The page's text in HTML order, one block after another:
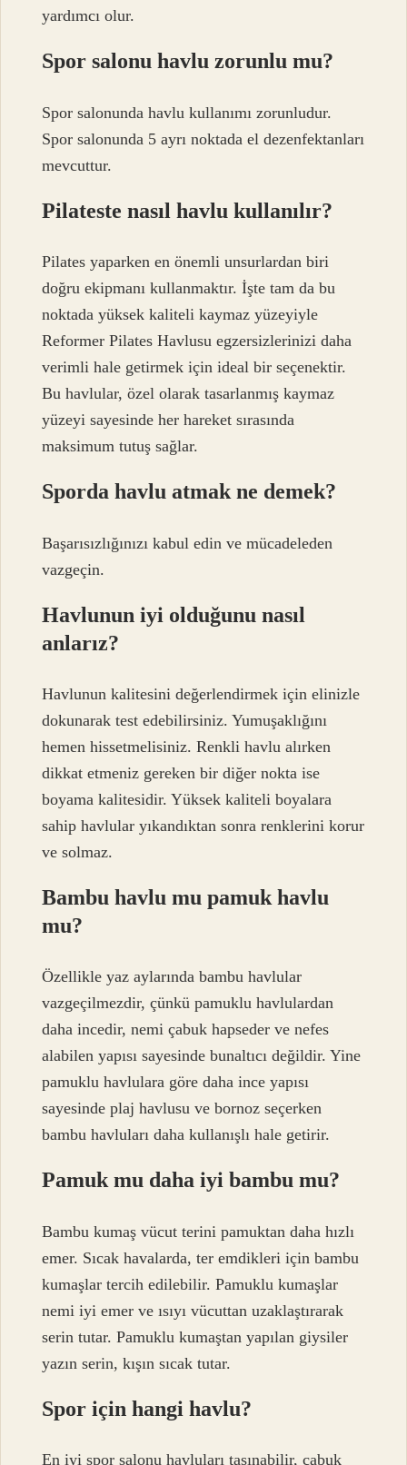
yardımcı olur.
Spor salonu havlu zorunlu mu?
Spor salonunda havlu kullanımı zorunludur.
Spor salonunda 5 ayrı noktada el dezenfektanları
mevcuttur.
Pilateste nasıl havlu kullanılır?
Pilates yaparken en önemli unsurlardan biri
doğru ekipmanı kullanmaktır. İşte tam da bu
noktada yüksek kaliteli kaymaz yüzeyiyle
Reformer Pilates Havlusu egzersizlerinizi daha
verimli hale getirmek için ideal bir seçenektir.
Bu havlular, özel olarak tasarlanmış kaymaz
yüzeyi sayesinde her hareket sırasında
maksimum tutuş sağlar.
Sporda havlu atmak ne demek?
Başarısızlığınızı kabul edin ve mücadeleden
vazgeçin.
Havlunun iyi olduğunu nasıl
anlarız?
Havlunun kalitesini değerlendirmek için elinizle
dokunarak test edebilirsiniz. Yumuşaklığını
hemen hissetmelisiniz. Renkli havlu alırken
dikkat etmeniz gereken bir diğer nokta ise
boyama kalitesidir. Yüksek kaliteli boyalara
sahip havlular yıkandıktan sonra renklerini korur
ve solmaz.
Bambu havlu mu pamuk havlu
mu?
Özellikle yaz aylarında bambu havlular
vazgeçilmezdir, çünkü pamuklu havlulardan
daha incedir, nemi çabuk hapseder ve nefes
alabilen yapısı sayesinde bunaltıcı değildir. Yine
pamuklu havlulara göre daha ince yapısı
sayesinde plaj havlusu ve bornoz seçerken
bambu havluları daha kullanışlı hale getirir.
Pamuk mu daha iyi bambu mu?
Bambu kumaş vücut terini pamuktan daha hızlı
emer. Sıcak havalarda, ter emdikleri için bambu
kumaşlar tercih edilebilir. Pamuklu kumaşlar
nemi iyi emer ve ısıyı vücuttan uzaklaştırarak
serin tutar. Pamuklu kumaştan yapılan giysiler
yazın serin, kışın sıcak tutar.
Spor için hangi havlu?
En iyi spor salonu havluları taşınabilir, çabuk